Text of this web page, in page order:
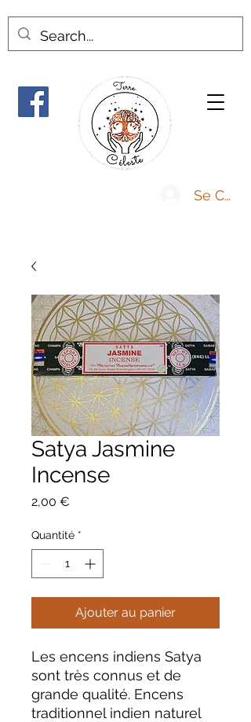
Se
Satya Jasmine
Incense
2,00 €
Quantité *
Ajouter au panier
Les encens indiens Satya
sont très connus et de
grande qualité. Encens
traditionnel indien naturel